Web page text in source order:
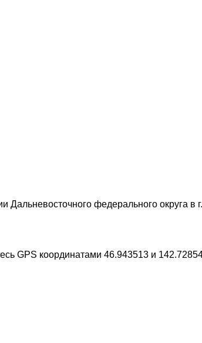
Дальневосточного федерального округа
GPS координатами 46.943513 и